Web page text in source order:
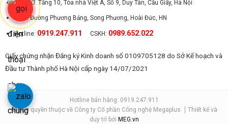
TRỤ SỞ: Tầng 10, Tòa nhà Việt Á, Số 9, Duy Tân, Cầu Giấy, Hà Nội
CS 2: Đường Phương Bảng, Song Phương, Hoài Đức, HN
Hotline: 0919.247.911 CSKH: 0989.652.022
Giấy chứng nhận Đăng ký Kinh doanh số 0109705128 do Sở Kế hoạch và
Đầu tư Thành phố Hà Nội cấp ngày 14/07/2021
Hotline bán hàng: 0919.247.911
© Bản quyền thuộc về Công ty Cổ phần Công nghệ Megaplus
Thiết kế và
duy trì bởi MEG.vn